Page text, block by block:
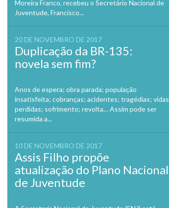
Moreira Franco, recebeu o Secretário Nacional de
Juventude, Francisco...
20 DE NOVEMBRO DE 2017
Duplicação da BR-135:
novela sem fim?
Anos de espera; obra parada; população
insatisfeita; cobranças; acidentes; tragédias; vidas
perdidas; sofrimento; revolta… Assim pode ser
resumida a...
10 DE NOVEMBRO DE 2017
Assis Filho propõe
atualização do Plano Nacional
de Juventude